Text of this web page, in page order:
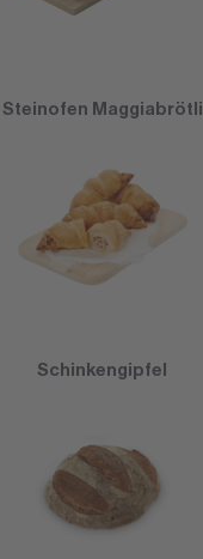
Steinofen Maggiabrötli
Schinkengipfel